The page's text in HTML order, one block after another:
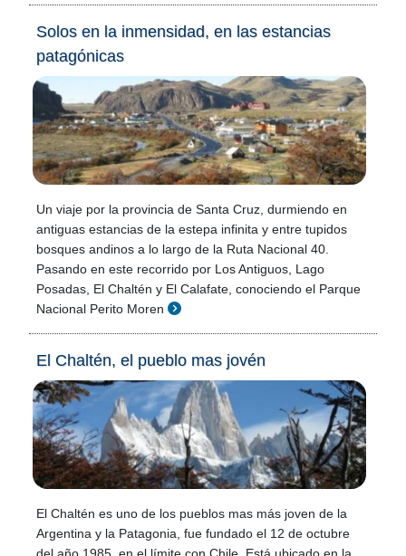
Solos en la inmensidad, en las estancias
patagónicas
Un viaje por la provincia de Santa Cruz, durmiendo en
antiguas estancias de la estepa infinita y entre tupidos
bosques andinos a lo largo de la Ruta Nacional 40.
Pasando en este recorrido por Los Antiguos, Lago
Posadas, El Chaltén y El Calafate, conociendo el Parque
Nacional Perito Moren
El Chaltén, el pueblo mas jovén
El Chaltén es uno de los pueblos mas más joven de la
Argentina y la Patagonia, fue fundado el 12 de octubre